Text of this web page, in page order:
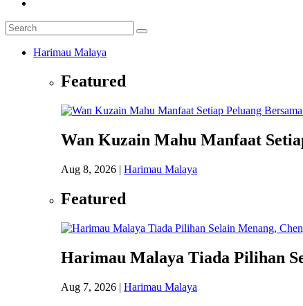
Harimau Malaya
Featured
Wan Kuzain Mahu Manfaat
Aug 8, 2026 | Harimau Malaya
Featured
Harimau Malaya Tiada Pilihan
Aug 7, 2026 | Harimau Malaya